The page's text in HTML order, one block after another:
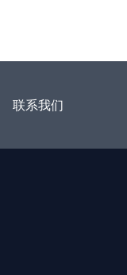
联系我们